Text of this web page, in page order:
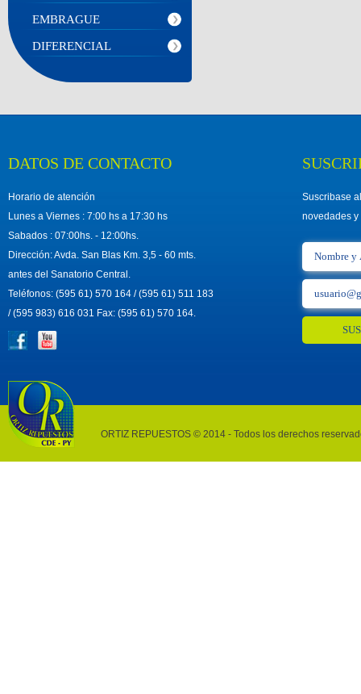
EMBRAGUE
DIFERENCIAL
DATOS DE CONTACTO
Horario de atención
Lunes a Viernes : 7:00 hs a 17:30 hs
Sabados : 07:00hs. - 12:00hs.
Dirección: Avda. San Blas Km. 3,5 - 60 mts.
antes del Sanatorio Central.
Teléfonos: (595 61) 570 164 / (595 61) 511 183
/ (595 983) 616 031 Fax: (595 61) 570 164.
Suscribase
novedades
ORTIZ REPUESTOS © 2014 - Todos los derechos